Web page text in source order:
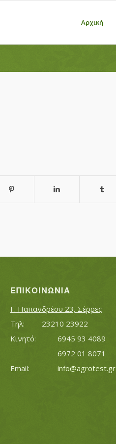
Αρχική
ΕΠΙΚΟΙΝΩΝΊΑ
Γ. Παπανδρέου 23, Σέρρες
Τηλ:		23210 23922
Κινητό:		6945 93 4089
			6972 01 8071
info@agrotest.gr